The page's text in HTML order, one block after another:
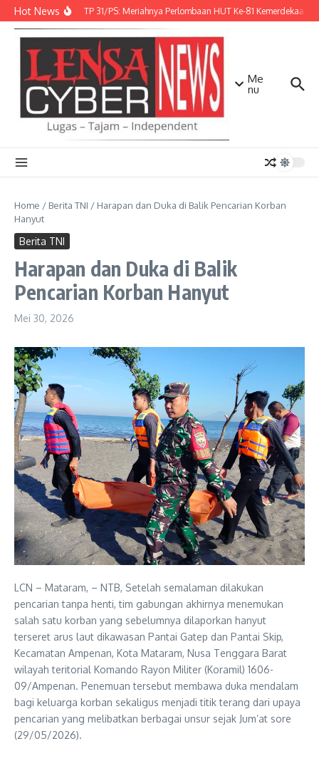
Lewati ke konten
Hot NewsDanbrigif TP 31/PS: Meriahnya Perlombaan HUT Ke-81 Kemerdekaan
Me
nu
Home / Berita TNI / Harapan dan Duka di Balik Pencarian Korban
Hanyut
Berita TNI
Harapan dan Duka di Balik
Pencarian Korban Hanyut
Mei 30, 2026
LCN – Mataram, – NTB, Setelah semalaman dilakukan
pencarian tanpa henti, tim gabungan akhirnya menemukan
salah satu korban yang sebelumnya dilaporkan hanyut
terseret arus laut dikawasan Pantai Gatep dan Pantai Skip,
Kecamatan Ampenan, Kota Mataram, Nusa Tenggara Barat
wilayah teritorial Komando Rayon Militer (Koramil) 1606-
09/Ampenan. Penemuan tersebut membawa duka mendalam
bagi keluarga korban sekaligus menjadi titik terang dari upaya
pencarian yang melibatkan berbagai unsur sejak Jum’at sore
(29/05/2026).